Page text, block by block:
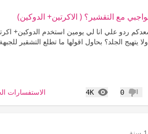
مع التقشير؟ ( الاكرتين+ الدوكين)
ردو علي انا لي يومين استخدم الدوكين+
يتهيج الجلد؟ بحاول اقولها ما تطلع التشقير للجبهة
عدم إعجاب
0
4K
المشاهدات الاستفسارات